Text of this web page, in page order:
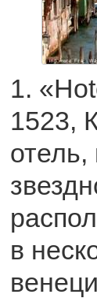
1.
1523,
в